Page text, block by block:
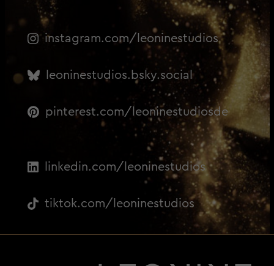
instagram.com/leoninestudios
leoninestudios.bsky.social
pinterest.com/leoninestudiosde
linkedin.com/leoninestudios
tiktok.com/leoninestudios